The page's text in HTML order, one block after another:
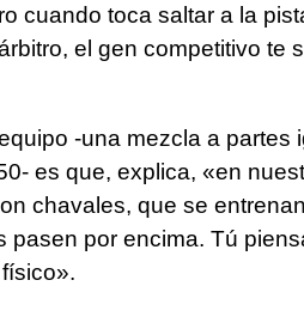
cuando toca saltar a la
el gen competitivo te
-una mezcla a partes
es que, explica, «en
chavales, que se
por encima. Tú